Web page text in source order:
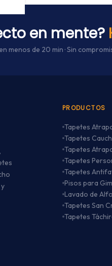
en mente?
menos de 20 min · Sin
PRODUCTOS
Tapetes
Tapetes
Tapetes
Tapetes
Tapetes
Pisos para
Lavado de
Tapetes San
Tapetes